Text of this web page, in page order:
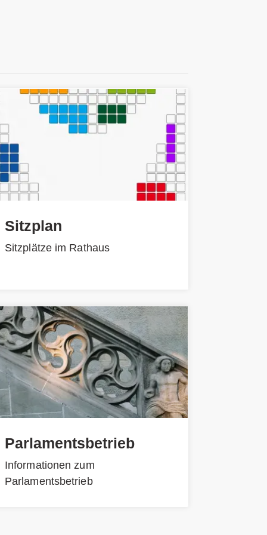
Sitzplan
Sitzplätze im Rathaus
Parlamentsbetrieb
Informationen zum
Parlamentsbetrieb